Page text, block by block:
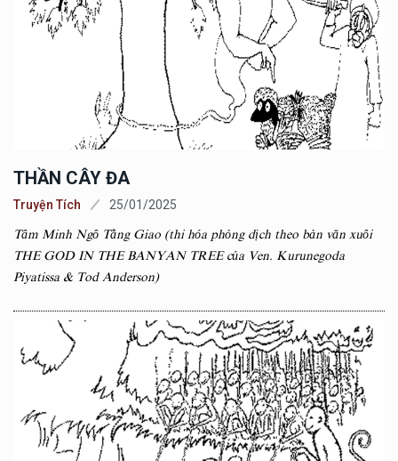
THẦN CÂY ĐA
Truyện Tích 25/01/2025
Tâm Minh Ngô Tằng Giao (thi hóa phỏng dịch theo bản văn xuôi
THE GOD IN THE BANYAN TREE của Ven. Kurunegoda
Piyatissa & Tod Anderson)